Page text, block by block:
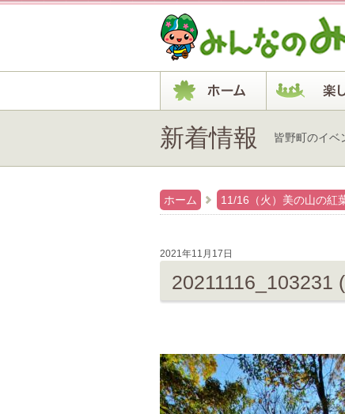
新着情報 皆野町のイベ
ホーム 11/16（火）美の山の紅
2021年11月17日
20211116_103231